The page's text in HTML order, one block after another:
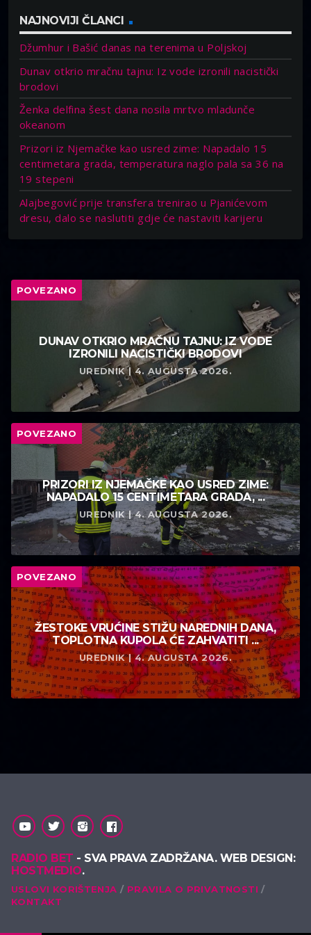
NAJNOVIJI ČLANCI
Džumhur i Bašić danas na terenima u Poljskoj
Dunav otkrio mračnu tajnu: Iz vode izronili nacistički
brodovi
Ženka delfina šest dana nosila mrtvo mladunče
okeanom
Prizori iz Njemačke kao usred zime: Napadalo 15
centimetara grada, temperatura naglo pala sa 36 na
19 stepeni
Alajbegović prije transfera trenirao u Pjanićevom
dresu, dalo se naslutiti gdje će nastaviti karijeru
POVEZANO
DUNAV OTKRIO MRAČNU TAJNU: IZ VODE
IZRONILI NACISTIČKI BRODOVI
UREDNIK | 4. AUGUSTA 2026.
POVEZANO
PRIZORI IZ NJEMAČKE KAO USRED ZIME:
NAPADALO 15 CENTIMETARA GRADA, ...
UREDNIK | 4. AUGUSTA 2026.
POVEZANO
ŽESTOKE VRUĆINE STIŽU NAREDNIH DANA,
TOPLOTNA KUPOLA ĆE ZAHVATITI ...
UREDNIK | 4. AUGUSTA 2026.
RADIO BET - SVA PRAVA ZADRŽANA. WEB DESIGN:
HOSTMEDIO.
USLOVI KORIŠTENJA
PRAVILA O PRIVATNOSTI
KONTAKT